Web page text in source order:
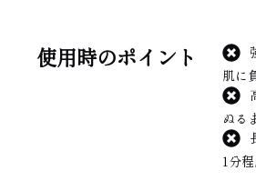
使用時のポイント
肌に
ぬる
1分